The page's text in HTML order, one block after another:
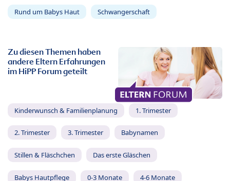
Rund um Babys Haut Schwangerschaft
Zu diesen Themen haben
andere Eltern Erfahrungen
im HiPP Forum geteilt
Kinderwunsch & Familienplanung 1. Trimester
2. Trimester 3. Trimester Babynamen
Stillen & Fläschchen Das erste Gläschen
Babys Hautpflege 0-3 Monate 4-6 Monate